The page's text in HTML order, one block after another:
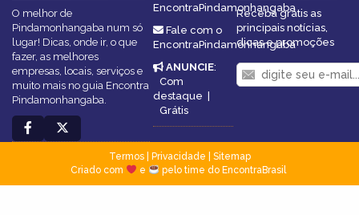
O melhor de
Pindamonhangaba num só
lugar! Dicas, onde ir, o que
fazer, as melhores
empresas, locais, serviços e
muito mais no guia Encontra
Pindamonhangaba.
EncontraPindamonhangaba
Fale com o
EncontraPindamonhangaba
ANUNCIE:
Com
destaque |
Grátis
Receba grátis as
principais notícias,
dicas e promoções
Termos| Privacidade
Sitemap
Criado com
e pelo time do EncontraBrasil